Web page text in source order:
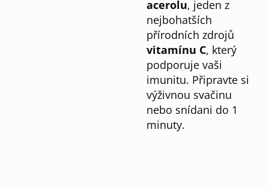
acerolu, jeden z
nejbohatších
přírodních zdrojů
vitamínu C, který
podporuje vaši
imunitu. Připravte si
výživnou svačinu
nebo snídani do 1
minuty.